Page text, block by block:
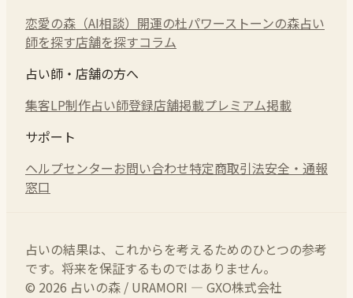
恋愛の森（AI相談） 開運の杜パワーストーンの森占い
師を探す店舗を探すコラム
占い師・店舗の方へ
集客LP制作占い師登録店舗掲載プレミアム掲載
サポート
ヘルプセンターお問い合わせ特定商取引法安全・通報
窓口
占いの結果は、これからを考えるためのひとつの参考
です。将来を保証するものではありません。
© 2026 占いの森 / URAMORI — GXO株式会社